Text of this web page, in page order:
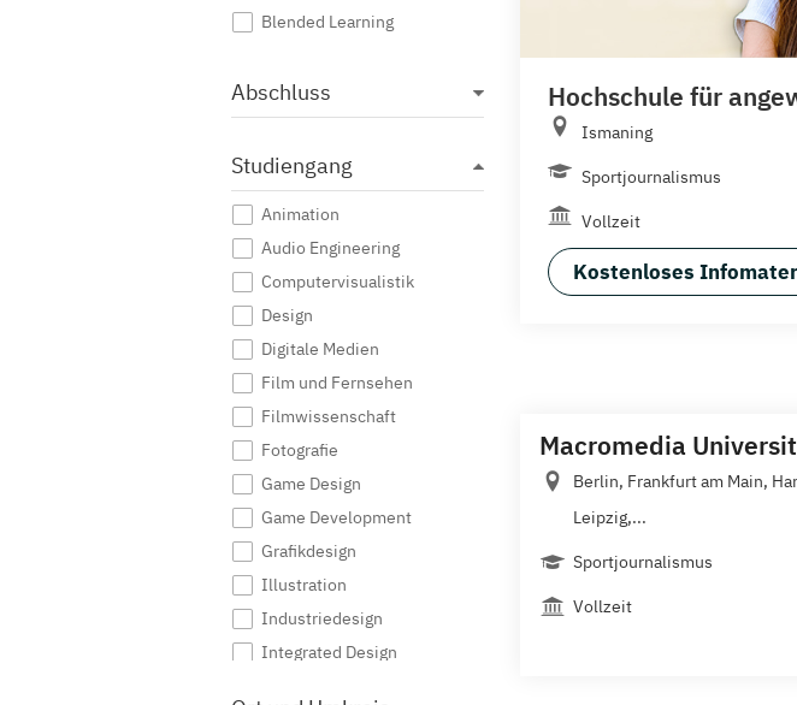
Blended Learning
Abschluss
Studiengang
Animation
Audio Engineering
Computervisualistik
Design
Digitale Medien
Film und Fernsehen
Filmwissenschaft
Fotografie
Game Design
Game Development
Grafikdesign
Illustration
Industriedesign
Integrated Design
Hochschule für
Ismaning
Sportjournalismus
Vollzeit
Kostenloses
Macromedia
Berlin, Frankfurt am Main,
Leipzig,...
Sportjournalismus
Vollzeit